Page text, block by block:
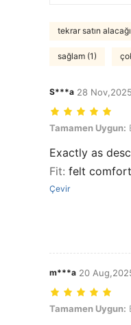
tekrar satın
sağlam (1)
S***a 28 Nov,2025
Tamamen Uygun:
Tamamen Uygun:
Exactly as
Fit: felt
Çevir
m***a 20
Tamamen Uygun:
Tamamen Uygun: